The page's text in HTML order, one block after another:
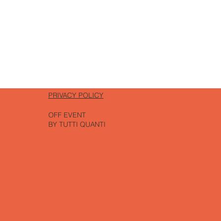
PRIVACY POLICY
OFF EVENT
BY TUTTI QUANTI